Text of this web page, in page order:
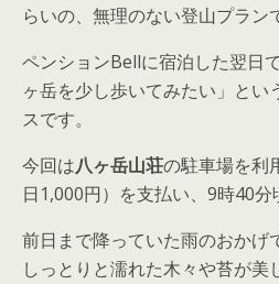
らいの、無理のない登山プラン
ペンションBellに宿泊した翌日
ヶ岳を少し歩いてみたい」とい
スです。
今回は八ヶ岳山荘の駐車場を利
日1,000円）を支払い、9時40分
前日まで降っていた雨のおかげ
しっとりと濡れた木々や苔が美